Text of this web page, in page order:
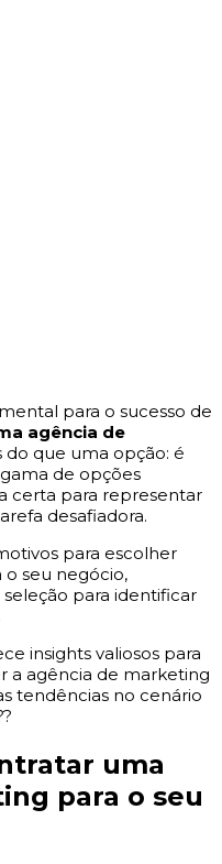
para o sucesso de
agência de
que uma opção: é
de opções
certa para representar
desafiadora.
para escolher
seu negócio,
para identificar
insights valiosos para
a agência de marketing
tendências no cenário
uma
para o seu